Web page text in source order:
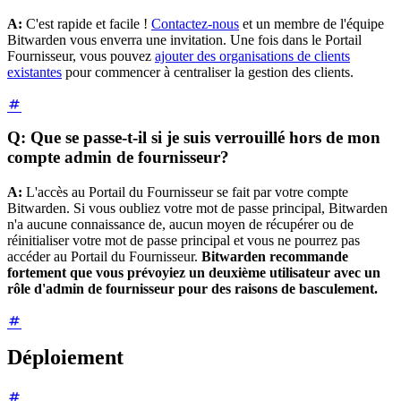
A: C'est rapide et facile ! Contactez-nous et un membre de l'équipe
Bitwarden vous enverra une invitation. Une fois dans le Portail
Fournisseur, vous pouvez ajouter des organisations de clients
existantes pour commencer à centraliser la gestion des clients.
Q: Que se passe-t-il si je suis verrouillé hors de mon
compte admin de fournisseur?
A: L'accès au Portail du Fournisseur se fait par votre compte
Bitwarden. Si vous oubliez votre mot de passe principal, Bitwarden
n'a aucune connaissance de, aucun moyen de récupérer ou de
réinitialiser votre mot de passe principal et vous ne pourrez pas
accéder au Portail du Fournisseur. Bitwarden recommande
fortement que vous prévoyiez un deuxième utilisateur avec un
rôle d'admin de fournisseur pour des raisons de basculement.
Déploiement